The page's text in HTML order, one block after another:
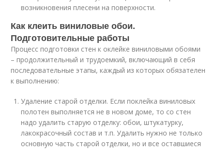
возникновения плесени на поверхности.
Как клеить виниловые обои.
Подготовительные работы
Процесс подготовки стен к оклейке виниловыми обоями
– продолжительный и трудоемкий, включающий в себя
последовательные этапы, каждый из которых обязателен
к выполнению:
Удаление старой отделки. Если поклейка виниловых
полотен выполняется не в новом доме, то со стен
надо удалить старую отделку: обои, штукатурку,
лакокрасочный состав и т.п. Удалить нужно не только
основную часть старой отделки, но и все оставшиеся